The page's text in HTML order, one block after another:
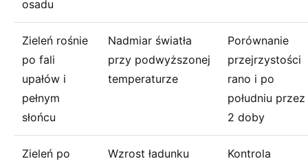
osadu
Zieleń rośnie
po fali
upałów i
pełnym
słońcu
Nadmiar światła
przy podwyższonej
temperaturze
Porównanie
przejrzystości
rano i po
południu przez
2 doby
Zieleń po
Wzrost ładunku
Kontrola